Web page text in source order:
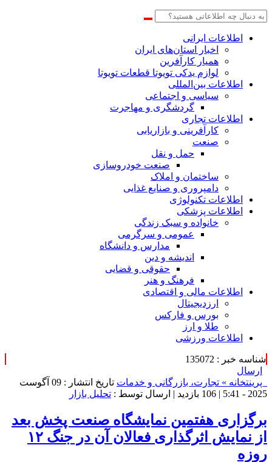
اطلاعات‌ ‎ایرانی
اخبار استان‌های ایران
همیار کارآفرین
لوازم یدکی تویوتا قطعات تویوتا
اطلاعات بین‌المللی
سیاسی و اجتماعی
گردشگری و مهاجرت
اطلاعات تجاری
کارآفرینی و بازاریابی
صنعت
حمل و نقل
صنعت خودروسازی
ساختمان و املاک
دامپروری و صنایع غذایی
اطلاعات تکنولوژی
اطلاعات پزشکی
خانواده و سبک زندگی
عمومی و سرگرمی
مدارس و دانشگاه
اندیشه و دین
حقوقی و قضایی
فرهنگ و هنر
اطلاعات مالی و اقتصادی
ارزدیجیتال
بورس و فارکس
طلا و ارز
اطلاعات ورزشی
شناسه خبر : 135072
ارسال
پرینتخانه » تجارت، بازرگانی و خدمات
تاریخ انتشار : 09 آگوست
2025 - 5:41 |
106 بازدید | ارسال توسط : تحلیل بازار
برگزاری هفتمین نمایشگاه صنعت پخش بعد
از نمایش اثرگذاری فعالان آن در جنگ ۱۲
روزه